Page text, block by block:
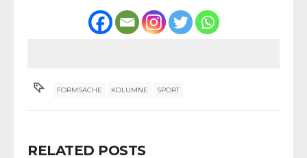
FORMSACHE KOLUMNE SPORT
RELATED POSTS